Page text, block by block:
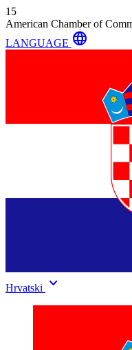
15
American Chamber of
LANGUAGE language
Hrvatski keyboard_arrow_down